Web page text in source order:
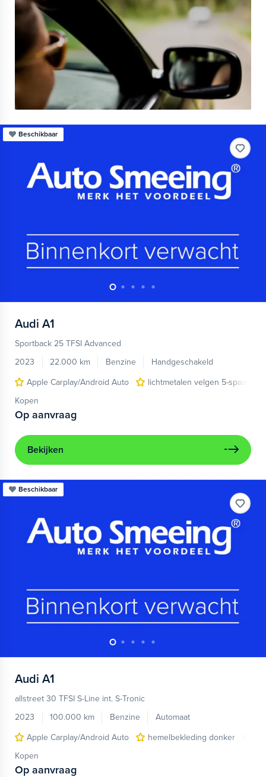
Beschikbaar
Audi A1
Sportback 25 TFSI Advanced
2023
22.000 km Benzine
Handgeschakeld
Apple Carplay/Android Auto
lichtmetalen velgen 5-spaaks
Kopen
Op aanvraag
Bekijken
Beschikbaar
Audi A1
allstreet 30 TFSI S-Line int. S-Tronic
2023
100.000 km Benzine
Automaat
Apple Carplay/Android Auto
hemelbekleding donker
Kopen
Op aanvraag